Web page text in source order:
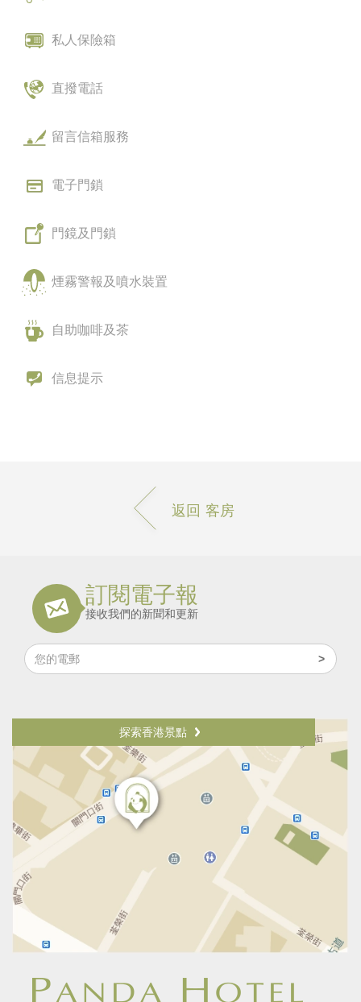
私人保險箱
直撥電話
留言信箱服務
電子門鎖
門鏡及門鎖
煙霧警報及噴水裝置
自助咖啡及茶
信息提示
返回 客房
訂閱電子報
接收我們的新聞和更新
探索香港景點